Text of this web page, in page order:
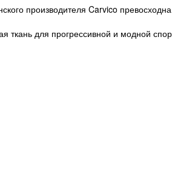
производителя Carvico
ткань для прогрессивной и модной